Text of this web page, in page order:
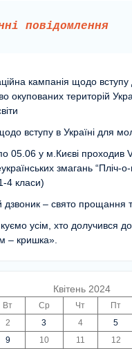
повідомлення
кампанія щодо вступу
окупованих територій
вступу в Україні для
05.06 у м.Києві проходив
змагань “Пліч-
4 класи)
дзвоник – свято прощання
усім, хто долучився до
– кришка».
Квітень 2024
Вт Ср Чт Пт
2 3 4 5
9 10 11 12